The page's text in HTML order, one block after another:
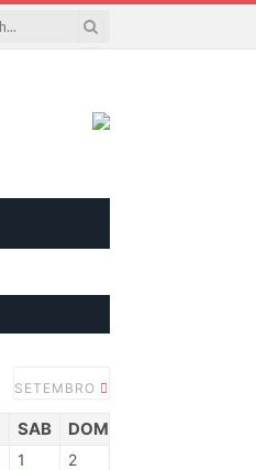
SETEMBRO
SAB DOM
1 2